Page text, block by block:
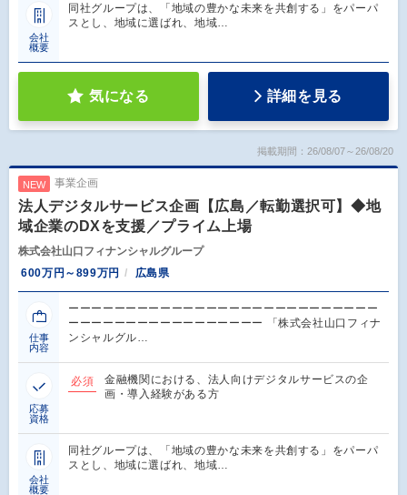
会社
概要
同社グループは、「地域の豊かな未来を共創する」をパーパ
スとし、地域に選ばれ、地域…
気になる 詳細を見る
掲載期間：26/08/07～26/08/20
NEW 事業企画
法人デジタルサービス企画【広島／転勤選択可】◆地
域企業のDXを支援／プライム上場
株式会社山口フィナンシャルグループ
600万円～899万円
広島県
仕事
内容
ーーーーーーーーーーーーーーーーーーーーーーーーーーー
ーーーーーーーーーーーーーーーーー 「株式会社山口フィナ
ンシャルグル…
応募
資格
必須
金融機関における、法人向けデジタルサービスの企
画・導入経験がある方
会社
概要
同社グループは、「地域の豊かな未来を共創する」をパーパ
スとし、地域に選ばれ、地域…